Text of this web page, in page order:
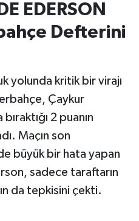
EDERSON
Defterini
yolunda kritik bir virajı
Çaykur
2 puanın
Maçın son
büyük bir hata yapan
sadece taraftarın
da tepkisini çekti.